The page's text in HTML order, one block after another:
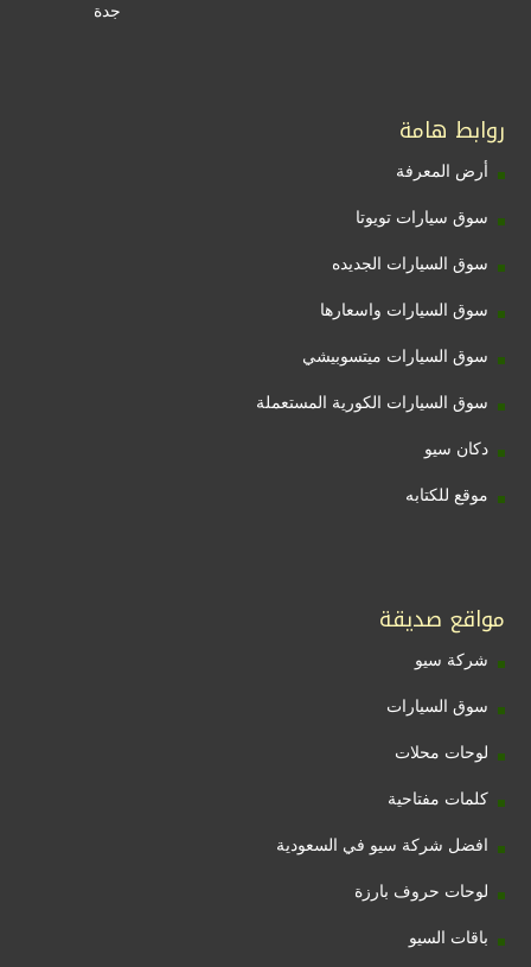
روابط هامة
أرض المعرفة
سوق سيارات تويوتا
سوق السيارات الجديده
سوق السيارات واسعارها
سوق السيارات ميتسوبيشي
سوق السيارات الكورية المستعملة
دكان سيو
موقع للكتابه
مواقع صديقة
شركة سيو
سوق السيارات
لوحات محلات
كلمات مفتاحية
افضل شركة سيو في السعودية
لوحات حروف بارزة
باقات السيو